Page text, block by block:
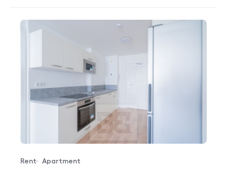
Offer type
Rent
Property type
Apartment